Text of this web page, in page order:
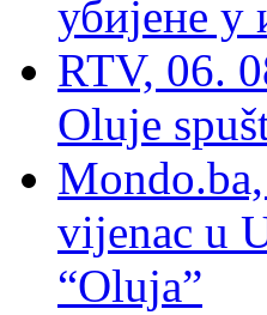
убијене у
RTV, 06.
Oluje
vijenac u
“Oluja”